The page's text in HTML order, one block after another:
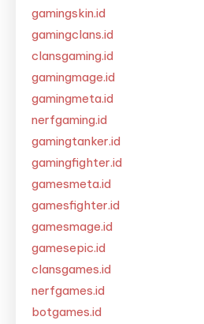
gamingskin.id
gamingclans.id
clansgaming.id
gamingmage.id
gamingmeta.id
nerfgaming.id
gamingtanker.id
gamingfighter.id
gamesmeta.id
gamesfighter.id
gamesmage.id
gamesepic.id
clansgames.id
nerfgames.id
botgames.id